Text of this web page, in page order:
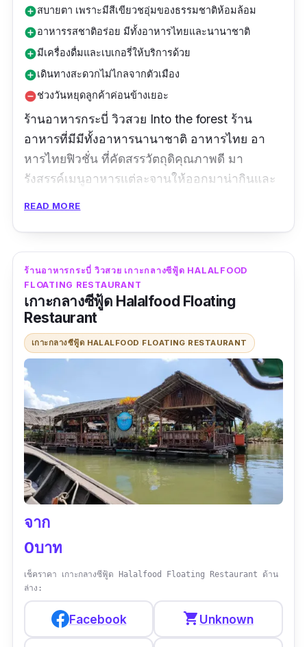
add_circleสบายตา เพราะมีสีเขียวชอุ่มของธรรมชาติห้อมล้อม
add_circleอาหารรสชาติอร่อย มีทั้งอาหารไทยและนานาชาติ
add_circleมีเครื่องดื่มและเบเกอรี่ให้บริการด้วย
add_circleเดินทางสะดวกไม่ไกลจากตัวเมือง
remove_circleช่วงวันหยุดลูกค้าค่อนข้างเยอะ
ร้านอาหารกระบี่ วิวสวย Into the forest ร้าน
อาหารที่มีมีทั้งอาหารนานาชาติ อาหารไทย อา
หารไทยฟิวชั่น ที่คัดสรรวัตถุดิคุณภาพดี มา
รังสรรค์เมนูอาหารแต่ละจานให้ออกมาน่ากินและ
เข้าด้านหน้าเป็นป่ายาง อากาศเย็นสบาย สดชื่นสุด
ๆ เหมาะแก่การมาเป็นครอบครัวมาก ๆ เลยค่ะ
ข้อมูลเฉพาะ
Google map :
https://goo.gl/maps/huZ38kQpyqrJuPep6?
coh=178571&entry=tt
เบอร์โทร :0826696662
เวลาทำการ :09:00-18:00 น. เปิดทุกวัน
เมนูแนะนำ :
เบอร์เกอร์เนื้อวากิวออสซอสครีม
ชีสเห็ดทรัฟเฟิล.ซี่โครงหมู.เฟตตูชินี่ผัดไทยกุ้ง
สด
รีวิว :“ขับผ่านร้านนี้หลายครั้งมากไม่ได้แวะเข้าไป
เลย รู้สึกพลาดมาก บรรยากาศรอบๆร้านร่มรื่น
สบายตา มีมุมถ่ายรูปเพียบ ในโซนโต๊ะนั่งทาน
อาหารก็จัดมุมได้น่านั่งทุกมุมเลย ส่วนของขนม
เค้ก กับเมนูน้ำก็ดี แต่อยากชมในส่วนอาหารทาน
READ MORE
ร้านอาหารกระบี่ วิวสวย เกาะกลางซีฟู้ด HALALFOOD
FLOATING RESTAURANT
เกาะกลางซีฟู้ด Halalfood Floating
Restaurant
เกาะกลางซีฟู้ด HALALFOOD FLOATING RESTAURANT
จาก
0บาท
เช็คราคา เกาะกลางซีฟู้ด Halalfood Floating Restaurant ด้าน
ล่าง:
Facebook shopping_cartUnknown